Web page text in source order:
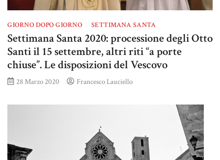
GIORNO DOPO GIORNO SETTIMANA SANTA
Settimana Santa 2020: processione degli Otto
Santi il 15 settembre, altri riti “a porte
chiuse”. Le disposizioni del Vescovo
28 Marzo 2020 Francesco Lauciello